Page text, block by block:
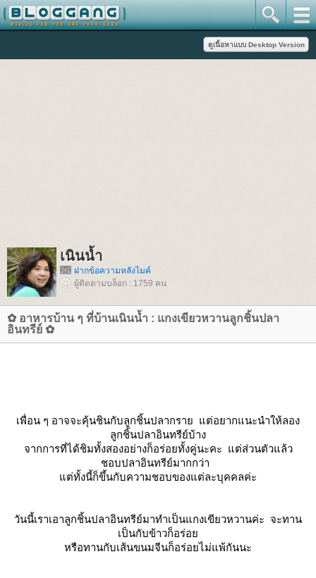
เนินน้ำ
ฝากข้อความหลังไมค์
ผู้ติดตามบล็อก : 1759 คน
✿ อาหารบ้าน ๆ ที่บ้านเนินน้ำ : แกงเขียวหวานลูกชิ้นปลา
อินทรีย์ ✿
เพื่อน ๆ อาจจะคุ้นชินกับลูกชิ้นปลากราย แต่อยากแนะนำให้ลอง
ลูกชิ้นปลาอินทรีย์บ้าง
จากการที่ได้ชิมทั้งสองอย่างก็อร่อยทั้งคู่นะคะ แต่ส่วนตัวแล้ว
ชอบปลาอินทรีย์มากกว่า
ต่ทั้งนี้ก็ขึ้นกับความชอบของแต่ละบุคคลค่ะ
วันนี้เราเอาลูกชิ้นปลาอินทรีย์มาทำเป็นแกงเขียวหวานค่ะ จะทาน
เป็นกับข้าวก็อร่อ
หรือทานกับเส้นขนมจีนก็อร่อยไม่แพ้กันนะ